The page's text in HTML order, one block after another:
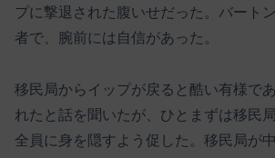
プに撃退された腹いせだった。バート
者で、腕前には自信があった。
移民局からイップが戻ると酷い有様で
れたと話を聞いたが、ひとまずは移民
全員に身を隠すよう促した。移民局が